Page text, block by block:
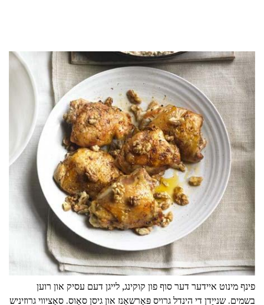
פינף מינוט איידער דער סוף פון קוקינג, לייגן דעם עסיק און רוען
בשמים. שנייַדן די הינדל גרויס פּאָרשאַנז און גיסן סאָוס. סאַציווי גרוזיניש